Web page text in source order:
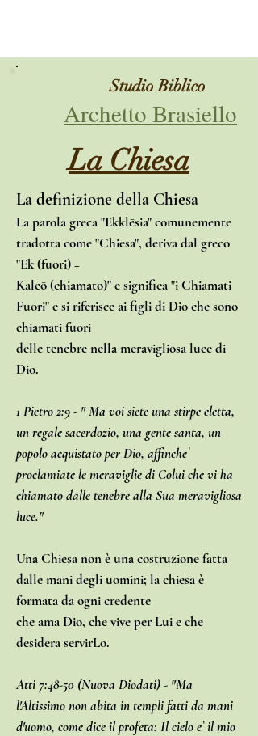
Studio Biblico
Archetto Brasiello
La Chiesa
La definizione della Chiesa
La parola greca "Ekklēsia" comunemente
tradotta come "Chiesa", deriva dal greco
"Ek (fuori) +
Kaleō (chiamato)" e significa "i Chiamati
Fuori" e si riferisce ai figli di Dio che sono
chiamati fuori
delle tenebre nella meravigliosa luce di
Dio.
1 Pietro 2:9 - " Ma voi siete una stirpe eletta,
un regale sacerdozio, una gente santa, un
popolo acquistato per Dio, affinche`
proclamiate le meraviglie di Colui che vi ha
chiamato dalle tenebre alla Sua meravigliosa
luce."
Una Chiesa non è una costruzione fatta
dalle mani degli uomini; la chiesa è
formata da ogni credente
che ama Dio, che vive per Lui e che
desidera servirLo.
Atti 7:48-50 (Nuova Diodati) - "Ma
l'Altissimo non abita in templi fatti da mani
d'uomo, come dice il profeta: Il cielo e` il mio